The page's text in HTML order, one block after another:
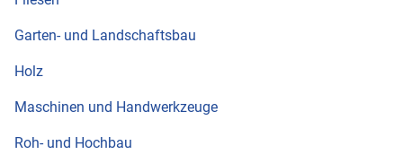
Garten- und Landschaftsbau
Holz
Maschinen und Handwerkzeuge
Roh- und Hochbau